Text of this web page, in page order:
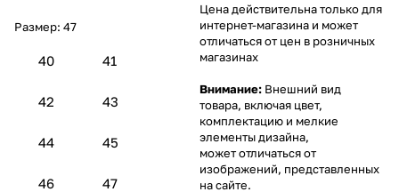
Размер: 47
40 41
42 43
44 45
46 47
Цена действительна только для
интернет-магазина и может
отличаться от цен в розничных
магазинах
Внимание: Внешний вид
товара, включая цвет,
комплектацию и мелкие
элементы дизайна,
может отличаться от
изображений, представленных
на сайте.